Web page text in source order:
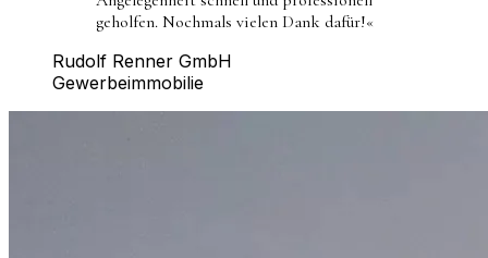
geholfen. Nochmals vielen Dank dafür!«
Rudolf Renner GmbH
Gewerbeimmobilie